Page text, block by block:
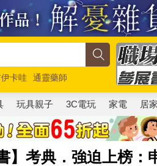
卡哇
通靈藥師
跑
玩具親子 3C電玩 家電 居
】考典．強迫上榜